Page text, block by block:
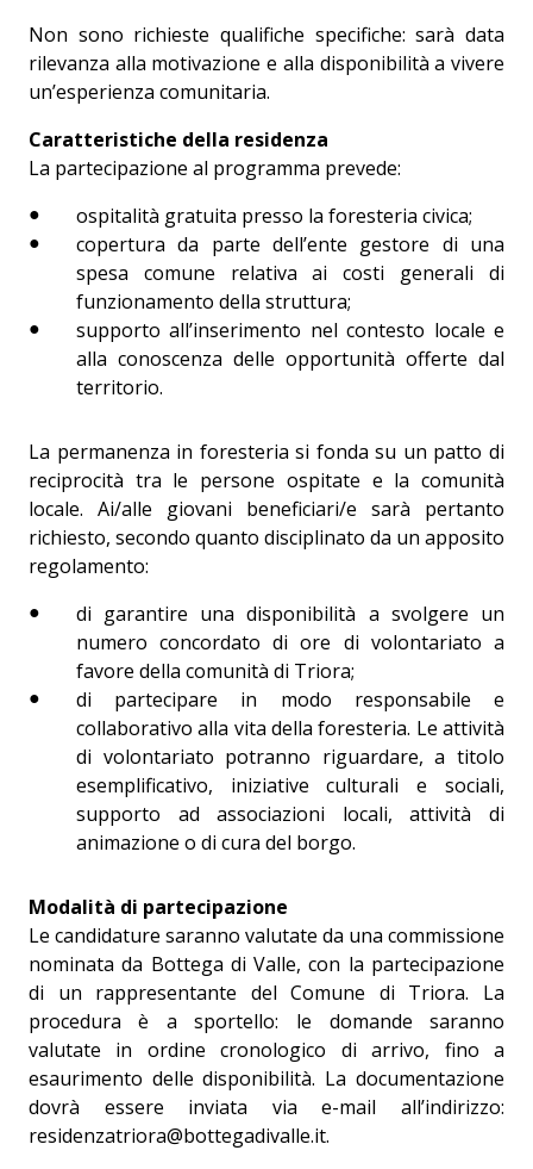
Non sono richieste qualifiche specifiche: sarà data
rilevanza alla motivazione e alla disponibilità a vivere
un’esperienza comunitaria.
Caratteristiche della residenza
La partecipazione al programma prevede:
ospitalità gratuita presso la foresteria civica;
copertura da parte dell’ente gestore di una
spesa comune relativa ai costi generali di
funzionamento della struttura;
supporto all’inserimento nel contesto locale e
alla conoscenza delle opportunità offerte dal
territorio.
La permanenza in foresteria si fonda su un patto di
reciprocità tra le persone ospitate e la comunità
locale. Ai/alle giovani beneficiari/e sarà pertanto
richiesto, secondo quanto disciplinato da un apposito
regolamento:
di garantire una disponibilità a svolgere un
numero concordato di ore di volontariato a
favore della comunità di Triora;
di partecipare in modo responsabile e
collaborativo alla vita della foresteria. Le attività
di volontariato potranno riguardare, a titolo
esemplificativo, iniziative culturali e sociali,
supporto ad associazioni locali, attività di
animazione o di cura del borgo.
Modalità di partecipazione
Le candidature saranno valutate da una commissione
nominata da Bottega di Valle, con la partecipazione
di un rappresentante del Comune di Triora. La
procedura è a sportello: le domande saranno
valutate in ordine cronologico di arrivo, fino a
esaurimento delle disponibilità. La documentazione
dovrà essere inviata via e-mail all’indirizzo:
residenzatriora@bottegadivalle.it.